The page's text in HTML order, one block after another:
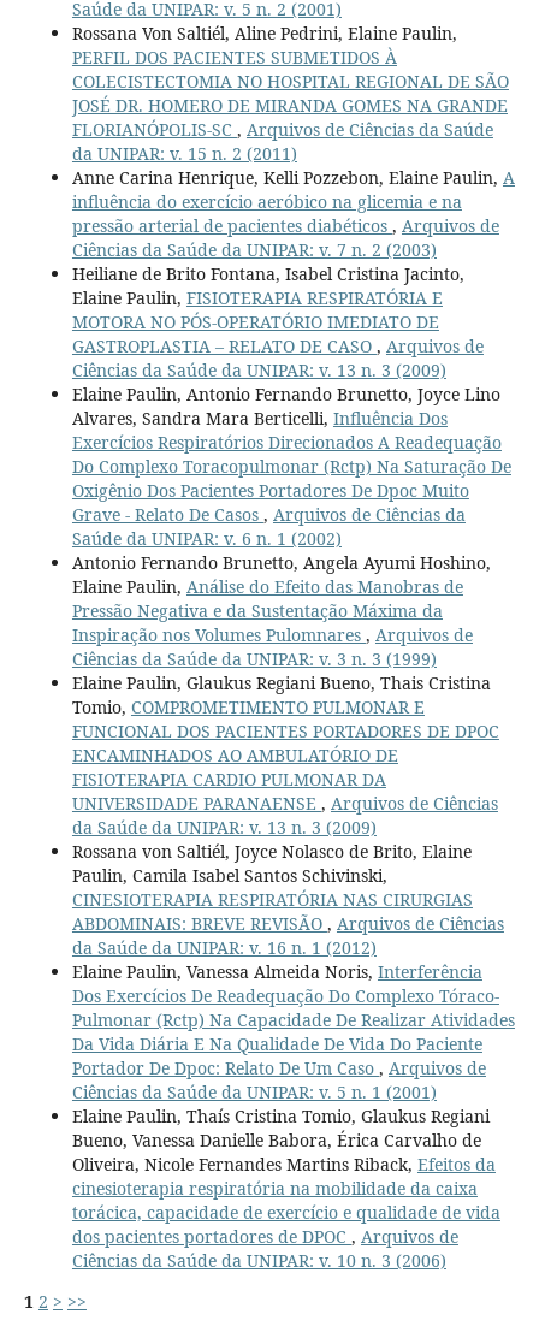
Saúde da UNIPAR: v. 5 n. 2 (2001)
Rossana Von Saltiél, Aline Pedrini, Elaine Paulin,
PERFIL DOS PACIENTES SUBMETIDOS À
COLECISTECTOMIA NO HOSPITAL REGIONAL DE SÃO
JOSÉ DR. HOMERO DE MIRANDA GOMES NA GRANDE
FLORIANÓPOLIS-SC , Arquivos de Ciências da Saúde
da UNIPAR: v. 15 n. 2 (2011)
Anne Carina Henrique, Kelli Pozzebon, Elaine Paulin, A
influência do exercício aeróbico na glicemia e na
pressão arterial de pacientes diabéticos , Arquivos de
Ciências da Saúde da UNIPAR: v. 7 n. 2 (2003)
Heiliane de Brito Fontana, Isabel Cristina Jacinto,
Elaine Paulin, FISIOTERAPIA RESPIRATÓRIA E
MOTORA NO PÓS-OPERATÓRIO IMEDIATO DE
GASTROPLASTIA – RELATO DE CASO , Arquivos de
Ciências da Saúde da UNIPAR: v. 13 n. 3 (2009)
Elaine Paulin, Antonio Fernando Brunetto, Joyce Lino
Alvares, Sandra Mara Berticelli, Influência Dos
Exercícios Respiratórios Direcionados A Readequação
Do Complexo Toracopulmonar (Rctp) Na Saturação De
Oxigênio Dos Pacientes Portadores De Dpoc Muito
Grave - Relato De Casos , Arquivos de Ciências da
Saúde da UNIPAR: v. 6 n. 1 (2002)
Antonio Fernando Brunetto, Angela Ayumi Hoshino,
Elaine Paulin, Análise do Efeito das Manobras de
Pressão Negativa e da Sustentação Máxima da
Inspiração nos Volumes Pulomnares , Arquivos de
Ciências da Saúde da UNIPAR: v. 3 n. 3 (1999)
Elaine Paulin, Glaukus Regiani Bueno, Thais Cristina
Tomio, COMPROMETIMENTO PULMONAR E
FUNCIONAL DOS PACIENTES PORTADORES DE DPOC
ENCAMINHADOS AO AMBULATÓRIO DE
FISIOTERAPIA CARDIO PULMONAR DA
UNIVERSIDADE PARANAENSE , Arquivos de Ciências
da Saúde da UNIPAR: v. 13 n. 3 (2009)
Rossana von Saltiél, Joyce Nolasco de Brito, Elaine
Paulin, Camila Isabel Santos Schivinski,
CINESIOTERAPIA RESPIRATÓRIA NAS CIRURGIAS
ABDOMINAIS: BREVE REVISÃO , Arquivos de Ciências
da Saúde da UNIPAR: v. 16 n. 1 (2012)
Elaine Paulin, Vanessa Almeida Noris, Interferência
Dos Exercícios De Readequação Do Complexo Tóraco-
Pulmonar (Rctp) Na Capacidade De Realizar Atividades
Da Vida Diária E Na Qualidade De Vida Do Paciente
Portador De Dpoc: Relato De Um Caso , Arquivos de
Ciências da Saúde da UNIPAR: v. 5 n. 1 (2001)
Elaine Paulin, Thaís Cristina Tomio, Glaukus Regiani
Bueno, Vanessa Danielle Babora, Érica Carvalho de
Oliveira, Nicole Fernandes Martins Riback, Efeitos da
cinesioterapia respiratória na mobilidade da caixa
torácica, capacidade de exercício e qualidade de vida
dos pacientes portadores de DPOC , Arquivos de
Ciências da Saúde da UNIPAR: v. 10 n. 3 (2006)
1 2 > >>